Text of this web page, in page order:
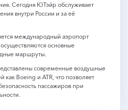
Сегодня ЮТэйр обслуживает
внутри России и за её
международный аэропорт
основные
маршруты.
современные воздушные
как Boeing и ATR, что позволяет
пассажиров при